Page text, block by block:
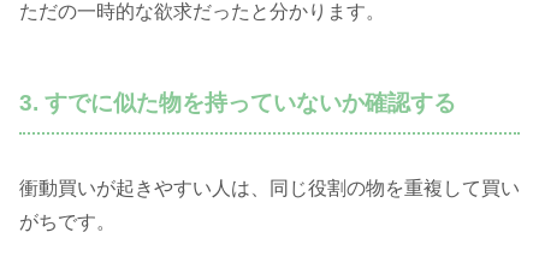
ただの一時的な欲求だったと分かります。
3. すでに似た物を持っていないか確認する
衝動買いが起きやすい人は、同じ役割の物を重複して買い
がちです。